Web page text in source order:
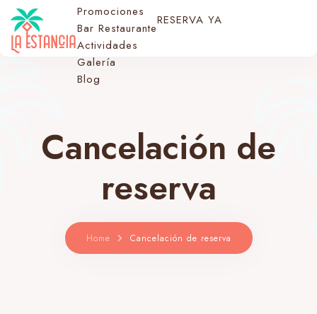
Promociones
Bar Restaurante
Actividades
Galería
Blog
RESERVA YA
Cancelación de
reserva
Home Cancelación de reserva